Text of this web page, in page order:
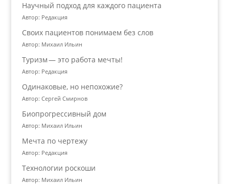
Научный подход для каждого пациента
Автор: Редакция
Своих пациентов понимаем без слов
Автор: Михаил Ильин
Туризм — это работа мечты!
Автор: Редакция
Одинаковые, но непохожие?
Автор: Сергей Смирнов
Биопрогрессивный дом
Автор: Михаил Ильин
Мечта по чертежу
Автор: Редакция
Технологии роскоши
Автор: Михаил Ильин